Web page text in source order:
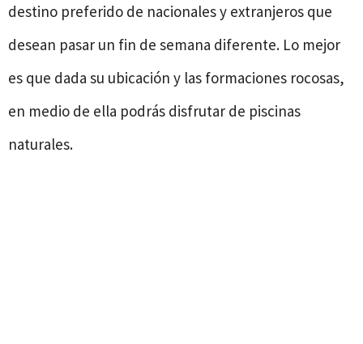
destino preferido de nacionales y extranjeros que
desean pasar un fin de semana diferente. Lo mejor
es que dada su ubicación y las formaciones rocosas,
en medio de ella podrás disfrutar de piscinas
naturales.